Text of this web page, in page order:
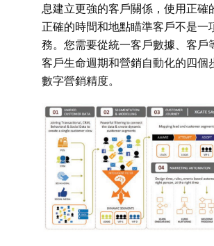
息建立更強的客戶關係，使用正確
正確的時間和地點瞄準客戶不是一
務。您需要從統一客戶數據、客戶
客戶生命週期和營銷自動化的四個
數字營銷精度。